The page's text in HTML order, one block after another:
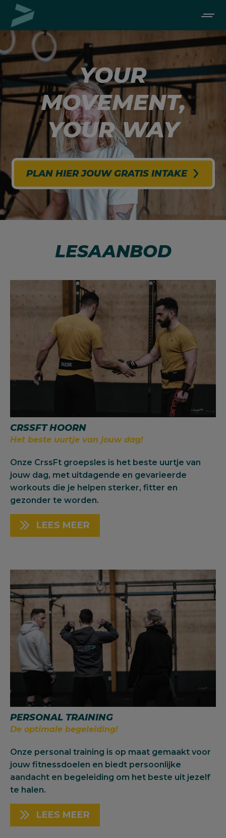
YOUR
MOVEMENT,
YOUR WAY
PLAN HIER JOUW GRATIS INTAKE
LESAANBOD
CRSSFT HOORN
Het beste uurtje van jouw dag!
Onze CrssFt groepsles is het beste uurtje van
jouw dag, met uitdagende en gevarieerde
workouts die je helpen sterker, fitter en
gezonder te worden.
LEES MEER
PERSONAL TRAINING
De optimale begeleiding!
Onze personal training is op maat gemaakt voor
jouw fitnessdoelen en biedt persoonlijke
aandacht en begeleiding om het beste uit jezelf
te halen.
LEES MEER